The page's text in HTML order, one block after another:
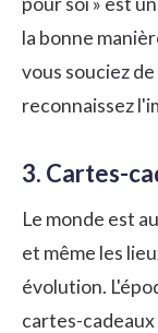
la bonne
vous souciez
reconnaissez
3. Cartes-
Le monde est
et même les
évolution.
cartes-